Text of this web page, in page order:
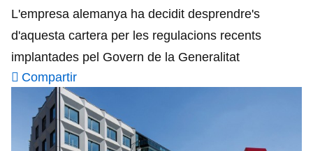
L'empresa alemanya ha decidit desprendre's
d'aquesta cartera per les regulacions recents
implantades pel Govern de la Generalitat
Compartir